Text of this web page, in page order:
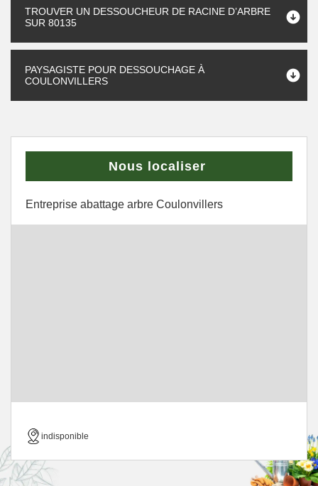
TROUVER UN DESSOUCHEUR DE RACINE D’ARBRE
SUR 80135
PAYSAGISTE POUR DESSOUCHAGE À
COULONVILLERS
Nous localiser
Entreprise abattage arbre Coulonvillers
indisponible